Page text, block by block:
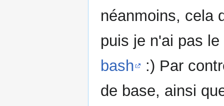
néanmoins, cela
puis je n'ai pas
bash
:) Par
de base, ainsi